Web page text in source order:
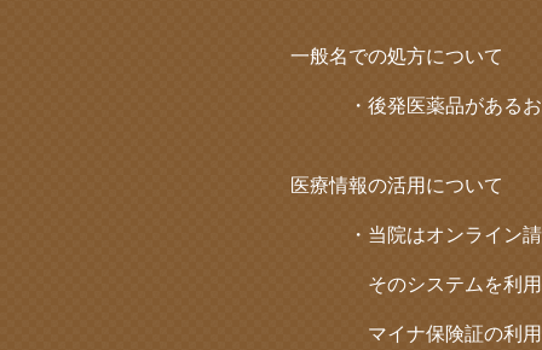
一般名での処方について
・後発医薬品があるお薬については、患者様
医療情報の活用について
・当院はオンライン
そのシステムを利用して取得した診療情
マイナ保険証の利用を促進し、医療DXを